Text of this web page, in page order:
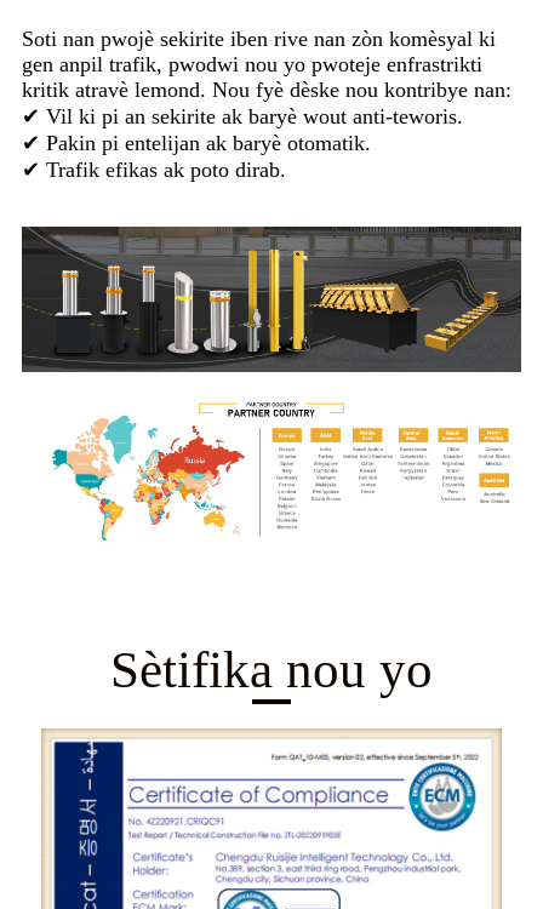
Soti nan pwojè sekirite iben rive nan zòn komèsyal ki
gen anpil trafik, pwodwi nou yo pwoteje enfrastrikti
kritik atravè lemond. Nou fyè dèske nou kontribye nan:
✔ Vil ki pi an sekirite ak baryè wout anti-teworis.
✔ Pakin pi entelijan ak baryè otomatik.
✔ Trafik efikas ak poto dirab.
Sètifika nou yo